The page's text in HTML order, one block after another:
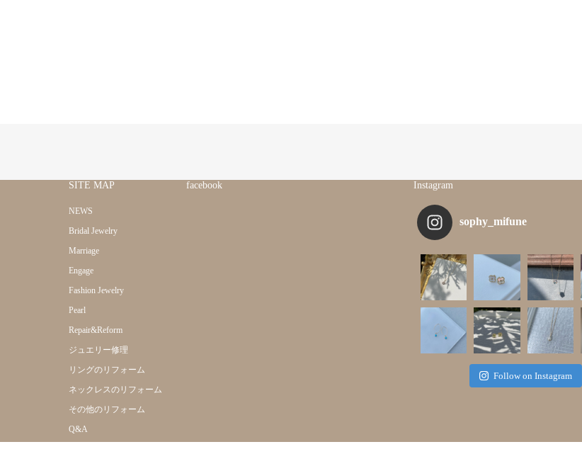
SITE MAP
NEWS
Bridal Jewelry
Marriage
Engage
Fashion Jewelry
Pearl
Repair&Reform
ジュエリー修理
リングのリフォーム
ネックレスのリフォーム
その他のリフォーム
Q&A
facebook Instagram
sophy_mifune
Follow on Instagram